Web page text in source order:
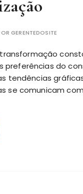
GERENTEDOSITE
preferências do
tendências
se comunicam